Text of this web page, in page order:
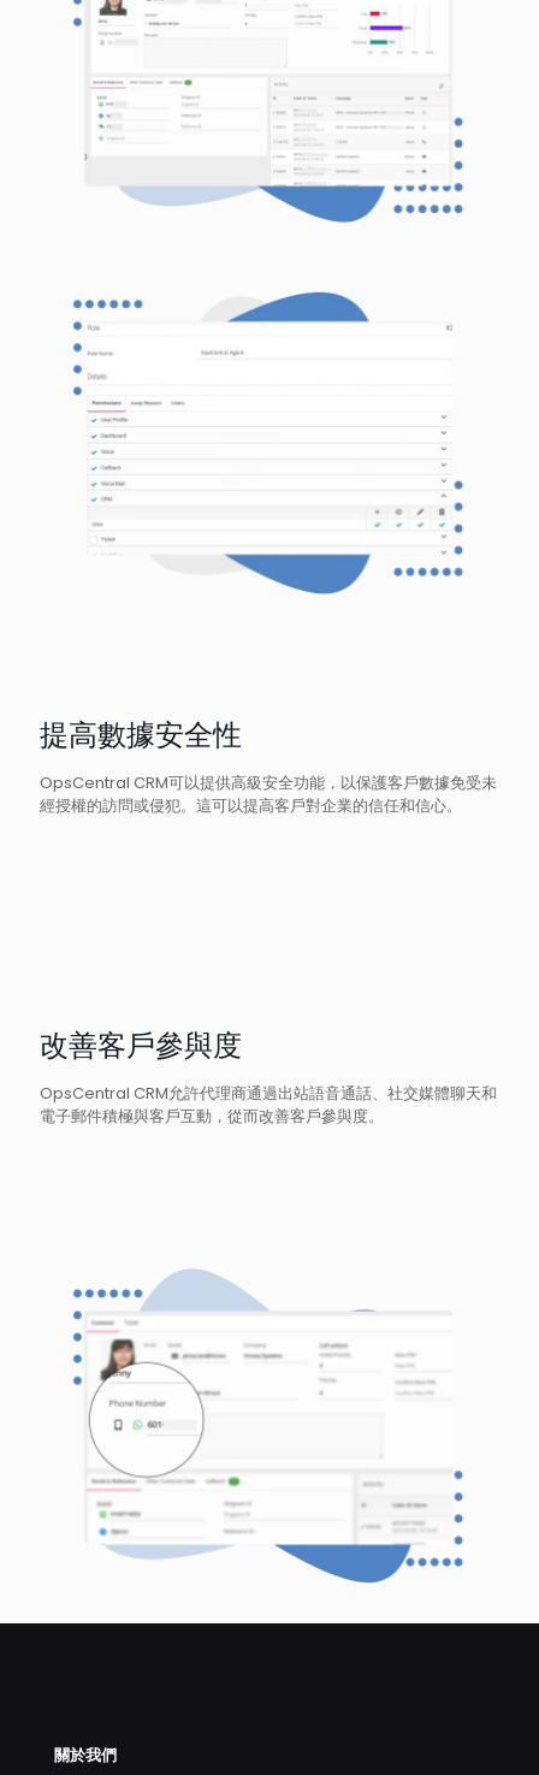
提高數據安全性
OpsCentral CRM可以提供高級安全功能，以保護客戶數據免受未
經授權的訪問或侵犯。這可以提高客戶對企業的信任和信心。
改善客戶參與度
OpsCentral CRM允許代理商通過出站語音通話、社交媒體聊天和
電子郵件積極與客戶互動，從而改善客戶參與度。
關於我們